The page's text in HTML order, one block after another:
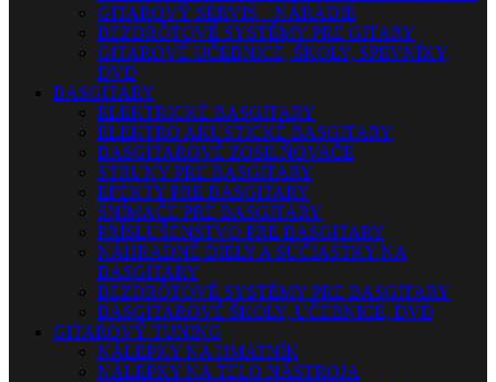
GITAROVÝ SERVIS – NÁRADIE
BEZDRÔTOVÉ SYSTÉMY PRE GITARY
GITAROVÉ UČEBNICE, ŠKOLY, SPEVNÍKY,
DVD
BASGITARY
ELEKTRICKÉ BASGITARY
ELEKTRO AKUSTICKÉ BASGITARY
BASGITAROVÉ ZOSILŇOVAČE
STRUNY PRE BASGITARY
EFEKTY PRE BASGITARY
SNÍMAČE PRE BASGITARY
PRÍSLUŠENSTVO PRE BASGITARY
NÁHRADNÉ DIELY A SÚČIASTKY NA
BASGITARY
BEZDRÔTOVÉ SYSTÉMY PRE BASGITARY
BASGITAROVÉ ŠKOLY, UČEBNICE, DVD
GITAROVÝ TUNING
NÁLEPKY NA HMATNÍK
NÁLEPKY NA TELO NÁSTROJA